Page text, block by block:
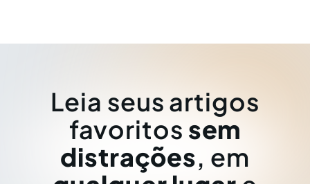
Leia seus artigos
favoritos sem
distrações, em